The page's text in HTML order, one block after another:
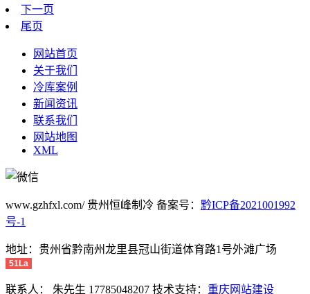
下一页
尾页
网站首页
关于我们
冷库案例
新闻资讯
联系我们
网站地图
XML
www.gzhfxl.com/ 贵州恒峰制冷 备案号： 黔ICP备2021001992
号-1
地址：贵州省黔南州龙里县冠山街道体育路1号外滩广场
51La
联系人： 朱先生 17785048207 技术支持： 重庆网站建设